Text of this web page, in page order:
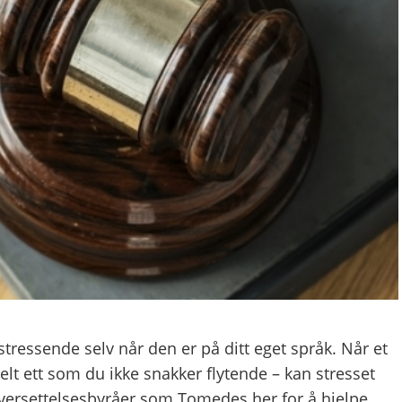
selv når den er på ditt eget språk. Når et
ett som du ikke snakker flytende – kan stresset